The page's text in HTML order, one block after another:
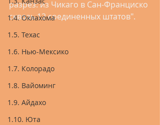
1.4. Оклахома
1.5. Техас
1.6. Нью-Мексико
1.7. Колорадо
1.8. Вайоминг
1.9. Айдахо
1.10. Юта
разрез: из Чикаго в Сан-Франциско
сквозь 12 соединенных штатов".